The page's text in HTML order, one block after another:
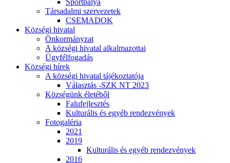
Sportpálya
Társadalmi szervezetek
CSEMADOK
Községi hivatal
Önkormányzat
A községi hivatal alkalmazottai
Ügyfélfogadás
Községi hírek
A községi hivatal tájékoztatója
Választás -SZK NT 2023
Községünk életéből
Falufejlesztés
Kulturális és egyéb rendezvények
Fotogaléria
2021
2019
Kulturális és egyéb rendezvények
2016